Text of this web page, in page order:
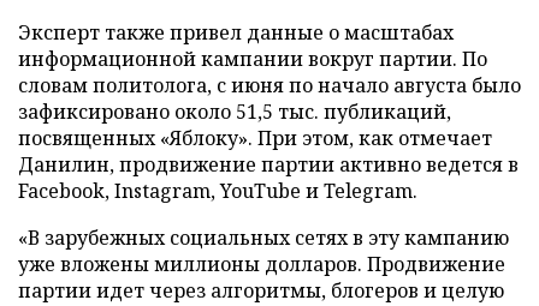
Эксперт также привел данные о масштабах
информационной кампании вокруг партии. По
словам политолога, с июня по начало августа было
зафиксировано около 51,5 тыс. публикаций,
посвященных «Яблоку». При этом, как отмечает
Данилин, продвижение партии активно ведется в
Facebook, Instagram, YouTube и Telegram.
«В зарубежных социальных сетях в эту кампанию
уже вложены миллионы долларов. Продвижение
партии идет через алгоритмы, блогеров и целую